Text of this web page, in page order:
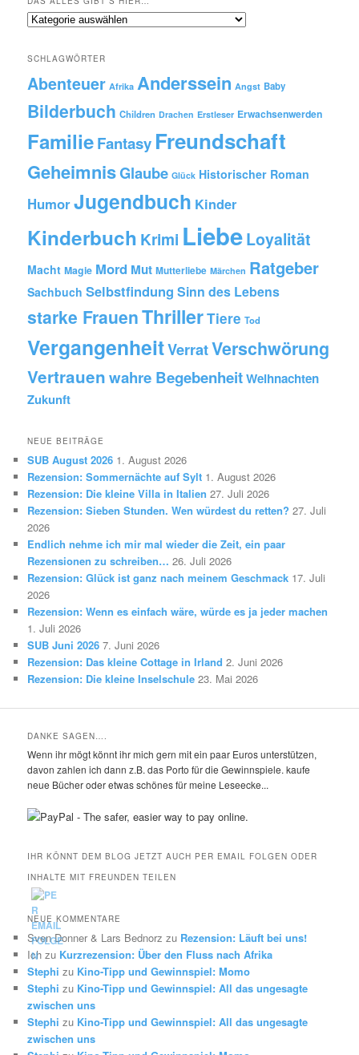
Das
´s
hier…
SCHLAGWÖRTER
Abenteuer Afrika Anderssein Angst Baby
Bilderbuch Children Drachen Erstleser Erwachsenwerden
FamilieFantasy Freundschaft
GeheimnisGlaube Glück Historischer Roman
HumorJugendbuch Kinder
Kinderbuch Krimi LiebeLoyalität
Macht Magie Mord Mut Mutterliebe Märchen Ratgeber
Sachbuch Selbstfindung Sinn des Lebens
starke FrauenThrillerTiere Tod
VergangenheitVerratVerschwörung
Vertrauenwahre BegebenheitWeihnachten
Zukunft
NEUE BEITRÄGE
SUB August 2026 1. August 2026
Rezension: Sommernächte auf Sylt 1. August 2026
Rezension: Die kleine Villa in Italien 27. Juli 2026
Rezension: Sieben Stunden. Wen würdest du retten? 27. Juli
2026
Endlich nehme ich mir mal wieder die Zeit, ein paar
Rezensionen zu schreiben… 26. Juli 2026
Rezension: Glück ist ganz nach meinem Geschmack 17. Juli
2026
Rezension: Wenn es einfach wäre, würde es ja jeder machen
1. Juli 2026
SUB Juni 2026 7. Juni 2026
Rezension: Das kleine Cottage in Irland 2. Juni 2026
Rezension: Die kleine Inselschule 23. Mai 2026
DANKE SAGEN….
Wenn ihr mögt könnt ihr mich gern mit ein paar Euros unterstützen,
davon zahlen ich dann z.B. das Porto für die Gewinnspiele. kaufe
neue Bücher oder etwas schönes für meine Leseecke...
IHR KÖNNT DEM BLOG JETZT AUCH PER EMAIL FOLGEN ODER
INHALTE MIT FREUNDEN TEILEN
NEUE KOMMENTARE
Sven Donner & Lars Bednorz zu Rezension: Läuft bei uns!
Ich zu Kurzrezension: Über den Fluss nach Afrika
Stephi zu Kino-Tipp und Gewinnspiel: Momo
Stephi zu Kino-Tipp und Gewinnspiel: All das ungesagte
zwischen uns
Stephi zu Kino-Tipp und Gewinnspiel: All das ungesagte
zwischen uns